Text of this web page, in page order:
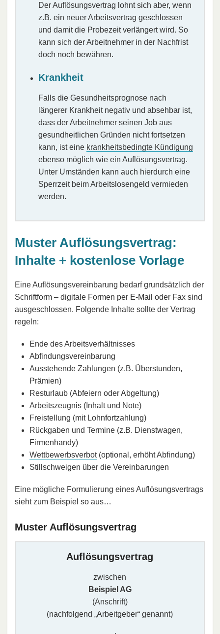
Der Auflösungsvertrag lohnt sich aber, wenn
z.B. ein neuer Arbeitsvertrag geschlossen
und damit die Probezeit verlängert wird. So
kann sich der Arbeitnehmer in der Nachfrist
doch noch bewähren.
Krankheit
Falls die Gesundheitsprognose nach
längerer Krankheit negativ und absehbar ist,
dass der Arbeitnehmer seinen Job aus
gesundheitlichen Gründen nicht fortsetzen
kann, ist eine krankheitsbedingte Kündigung
ebenso möglich wie ein Auflösungsvertrag.
Unter Umständen kann auch hierdurch eine
Sperrzeit beim Arbeitslosengeld vermieden
werden.
Muster Auflösungsvertrag:
Inhalte + kostenlose Vorlage
Eine Auflösungsvereinbarung bedarf grundsätzlich der
Schriftform – digitale Formen per E-Mail oder Fax sind
ausgeschlossen. Folgende Inhalte sollte der Vertrag
regeln:
Ende des Arbeitsverhältnisses
Abfindungsvereinbarung
Ausstehende Zahlungen (z.B. Überstunden,
Prämien)
Resturlaub (Abfeiern oder Abgeltung)
Arbeitszeugnis (Inhalt und Note)
Freistellung (mit Lohnfortzahlung)
Rückgaben und Termine (z.B. Dienstwagen,
Firmenhandy)
Wettbewerbsverbot(optional, erhöht Abfindung)
Stillschweigen über die Vereinbarungen
Eine mögliche Formulierung eines Auflösungsvertrags
sieht zum Beispiel so aus…
Muster Auflösungsvertrag
Auflösungsvertrag
zwischen
Beispiel AG
(Anschrift)
(nachfolgend „Arbeitgeber“ genannt)